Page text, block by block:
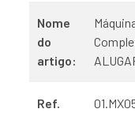
Nome
do
artigo:
Ref.